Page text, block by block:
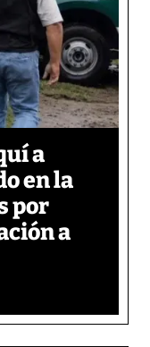
a
en la
por
a